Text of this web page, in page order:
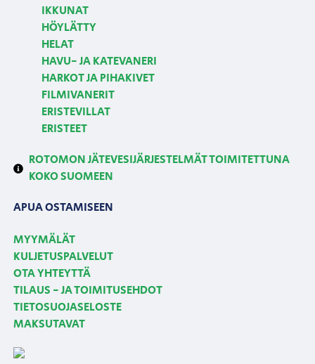
IKKUNAT
HÖYLÄTTY
HELAT
HAVU- JA KATEVANERI
HARKOT JA PIHAKIVET
FILMIVANERIT
ERISTEVILLAT
ERISTEET
ROTOMON JÄTEVESIJÄRJESTELMÄT TOIMITETTUNA
KOKO SUOMEEN
APUA OSTAMISEEN
MYYMÄLÄT
KULJETUSPALVELUT
OTA YHTEYTTÄ
TILAUS - JA TOIMITUSEHDOT
TIETOSUOJASELOSTE
MAKSUTAVAT